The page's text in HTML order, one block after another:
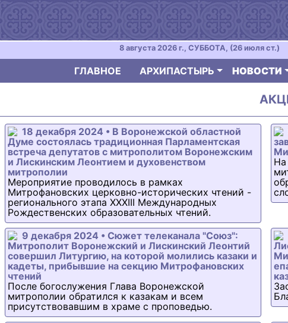
8 августа 2026 г., СУББОТА, (26 июля ст.)
ГЛАВНОЕ АРХИПАСТЫРЬ НОВОСТИ
18 декабря 2024 • В Воронежской областной
Думе состоялась традиционная Парламентская
встреча депутатов с митрополитом Воронежским
и Лискинским Леонтием и духовенством
митрополии
Мероприятие проводилось в рамках
Митрофановских церковно-исторических чтений -
регионального этапа XXXIII Международных
Рождественских образовательных чтений.
На
9 декабря 2024 • Сюжет телеканала "Союз":
Митрополит Воронежский и Лискинский Леонтий
совершил Литургию, на которой молились казаки и
кадеты, прибывшие на секцию Митрофановских
чтений
После богослужения Глава Воронежской
митрополии обратился к казакам и всем
присутствовавшим в храме с проповедью.